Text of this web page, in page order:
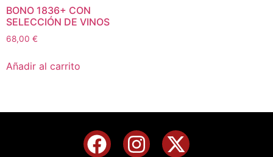
BONO 1836+ CON
SELECCIÓN DE VINOS
68,00 €
Añadir al carrito